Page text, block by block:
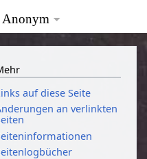
Anonym
auf diese Seite
an verlinkten